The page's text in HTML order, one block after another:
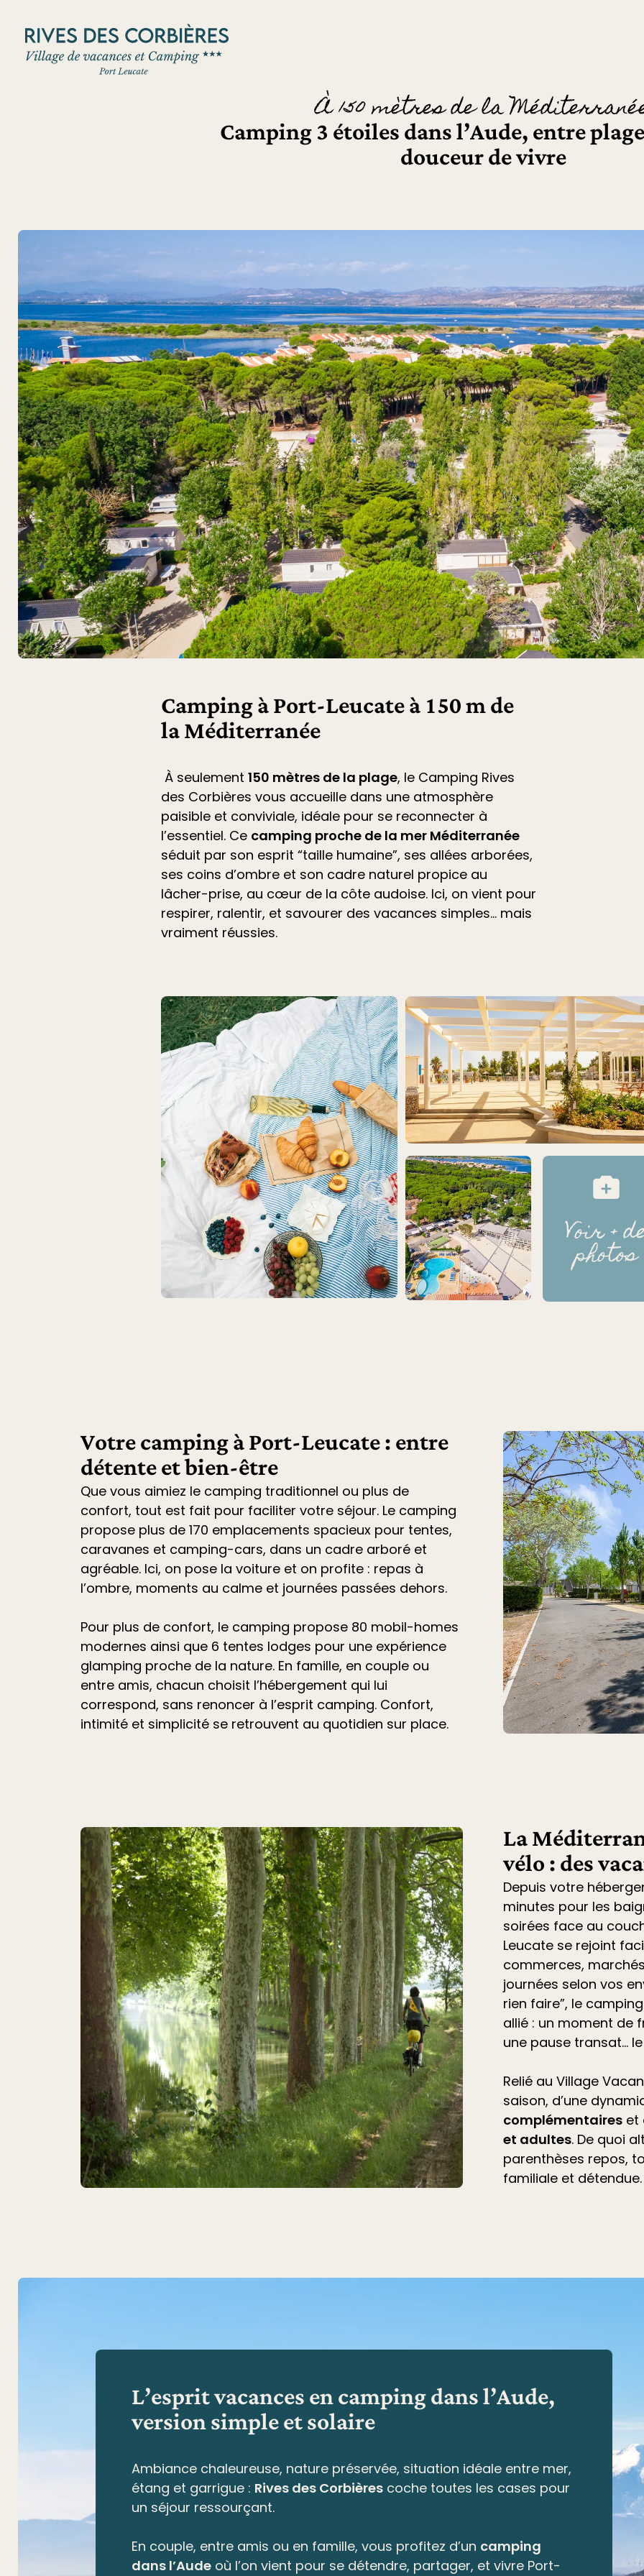
À 150 mètres de la
Camping 3 étoiles dans l’Aude, entre
douceur de vivre
Camping à Port-Leucate à 150 m de
la Méditerranée
À seulement 150 mètres de la plage, le Camping Rives
des Corbières vous accueille dans une atmosphère
paisible et conviviale, idéale pour se reconnecter à
l’essentiel. Ce camping proche de la mer Méditerranée
séduit par son esprit “taille humaine”, ses allées arborées,
ses coins d’ombre et son cadre naturel propice au
lâcher-prise, au cœur de la côte audoise. Ici, on vient pour
respirer, ralentir, et savourer des vacances simples… mais
vraiment réussies.
Voir +
photos
Votre camping à Port-Leucate : entre
détente et bien-être
Que vous aimiez le camping traditionnel ou plus de
confort, tout est fait pour faciliter votre séjour. Le camping
propose plus de 170 emplacements spacieux pour tentes,
caravanes et camping-cars, dans un cadre arboré et
agréable. Ici, on pose la voiture et on profite : repas à
l’ombre, moments au calme et journées passées dehors.
Pour plus de confort, le camping propose 80 mobil-homes
modernes ainsi que 6 tentes lodges pour une expérience
glamping proche de la nature. En famille, en couple ou
entre amis, chacun choisit l’hébergement qui lui
correspond, sans renoncer à l’esprit camping. Confort,
intimité et simplicité se retrouvent au quotidien sur place.
La
vélo : des
Depuis votre
minutes pour les
soirées face au
Leucate se rejoint
commerces,
journées selon vos
rien faire”, le
allié : un moment de
une pause transat…
Relié au Village
saison, d’une
complémentaires et
et adultes. De quoi
parenthèses repos,
familiale et détendue.
L’esprit vacances en camping dans l’Aude,
version simple et solaire
Ambiance chaleureuse, nature préservée, situation idéale entre mer,
étang et garrigue : Rives des Corbièrescoche toutes les cases pour
un séjour ressourçant.
En couple, entre amis ou en famille, vous profitez d’un camping
dans l’Audeoù l’on vient pour se détendre, partager, et vivre Port-